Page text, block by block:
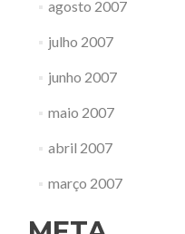
agosto 2007
julho 2007
junho 2007
maio 2007
abril 2007
março 2007